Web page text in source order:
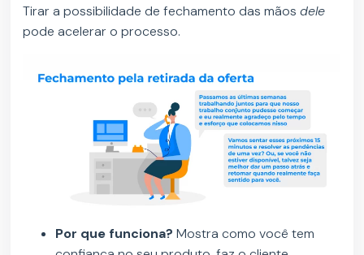
Tirar a possibilidade de fechamento das mãosdele
pode acelerar o processo.
Por que funciona? Mostra como você tem